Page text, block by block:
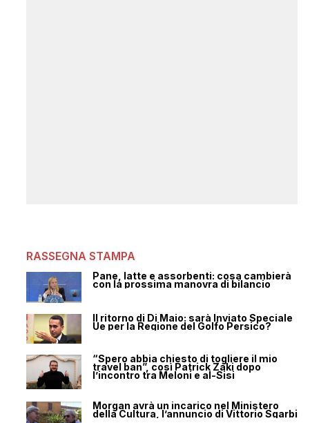
RASSEGNA STAMPA
Pane, latte e assorbenti: cosa cambierà
con la prossima manovra di bilancio
Il ritorno di Di Maio: sarà Inviato Speciale
Ue per la Regione del Golfo Persico?
“Spero abbia chiesto di togliere il mio
travel ban”, così Patrick Zaki dopo
l’incontro tra Meloni e al-Sisi
Morgan avrà un incarico nel Ministero
della Cultura, l’annuncio di Vittorio Sgarbi